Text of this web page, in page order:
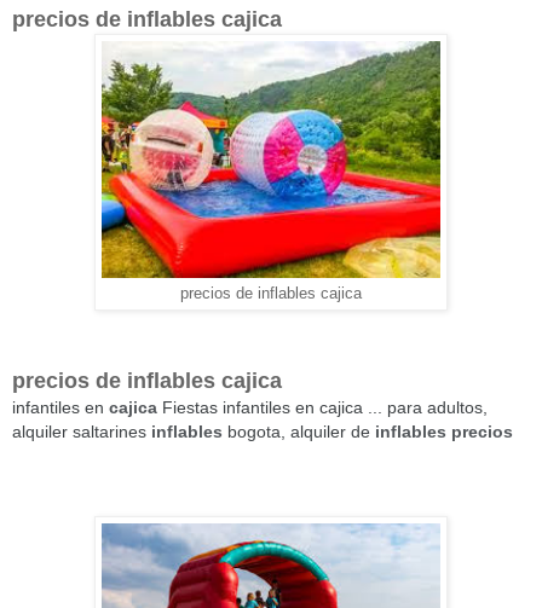
precios de inflables cajica
precios de inflables cajica
precios de inflables cajica
infantiles en cajica Fiestas infantiles en cajica ... para adultos,
alquiler saltarines inflables bogota, alquiler de inflables precios